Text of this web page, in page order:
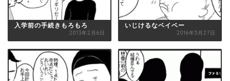
入学前の手続きもろもろ
2013年2月6日
いじけるなベイベー
2016年5月27日